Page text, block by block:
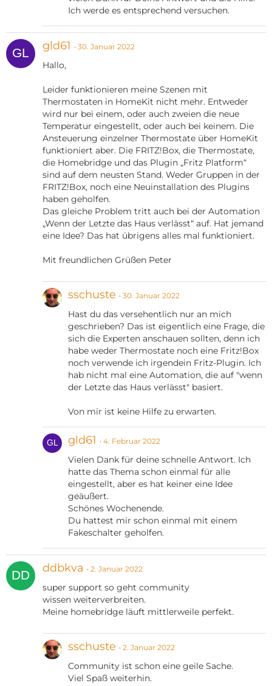
Ich werde es entsprechend versuchen.
gld61 30. Januar 2022
Hallo,
Leider funktionieren meine Szenen mit
Thermostaten in HomeKit nicht mehr. Entweder
wird nur bei einem, oder auch zweien die neue
Temperatur eingestellt, oder auch bei keinem. Die
Ansteuerung einzelner Thermostate über HomeKit
funktioniert aber. Die FRITZ!Box, die Thermostate,
die Homebridge und das Plugin „Fritz Platform“
sind auf dem neusten Stand. Weder Gruppen in der
FRITZ!Box, noch eine Neuinstallation des Plugins
haben geholfen.
Das gleiche Problem tritt auch bei der Automation
„Wenn der Letzte das Haus verlässt“ auf. Hat jemand
eine Idee? Das hat übrigens alles mal funktioniert.
Mit freundlichen Grüßen Peter
sschuste 30. Januar 2022
Hast du das versehentlich nur an mich
geschrieben? Das ist eigentlich eine Frage, die
sich die Experten anschauen sollten, denn ich
habe weder Thermostate noch eine Fritz!Box
noch verwende ich irgendein Fritz-Plugin. Ich
hab nicht mal eine Automation, die auf "wenn
der Letzte das Haus verlässt" basiert.
Von mir ist keine Hilfe zu erwarten.
gld61 4. Februar 2022
Vielen Dank für deine schnelle Antwort. Ich
hatte das Thema schon einmal für alle
eingestellt, aber es hat keiner eine Idee
geäußert.
Schönes Wochenende.
Du hattest mir schon einmal mit einem
Fakeschalter geholfen.
ddbkva 2. Januar 2022
super support so geht community
wissen weiterverbreiten.
Meine homebridge läuft mittlerweile perfekt.
sschuste 2. Januar 2022
Community ist schon eine geile Sache.
Viel Spaß weiterhin.